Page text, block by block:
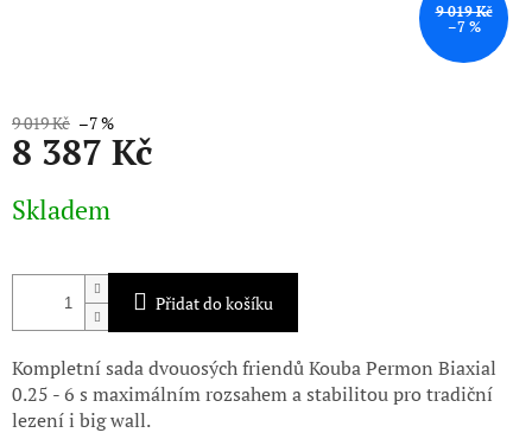
9 019 Kč
–7 %
9 019 Kč –7 %
8 387 Kč
cena:
Skladem
Přidat do košíku
Kompletní sada dvouosých friendů Kouba Permon Biaxial
0.25 - 6 s maximálním rozsahem a stabilitou pro tradiční
lezení i big wall.